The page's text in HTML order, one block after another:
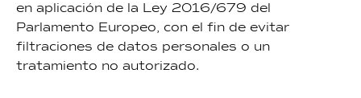
en aplicación de la Ley 2016/679 del
Parlamento Europeo, con el fin de evitar
filtraciones de datos personales o un
tratamiento no autorizado.